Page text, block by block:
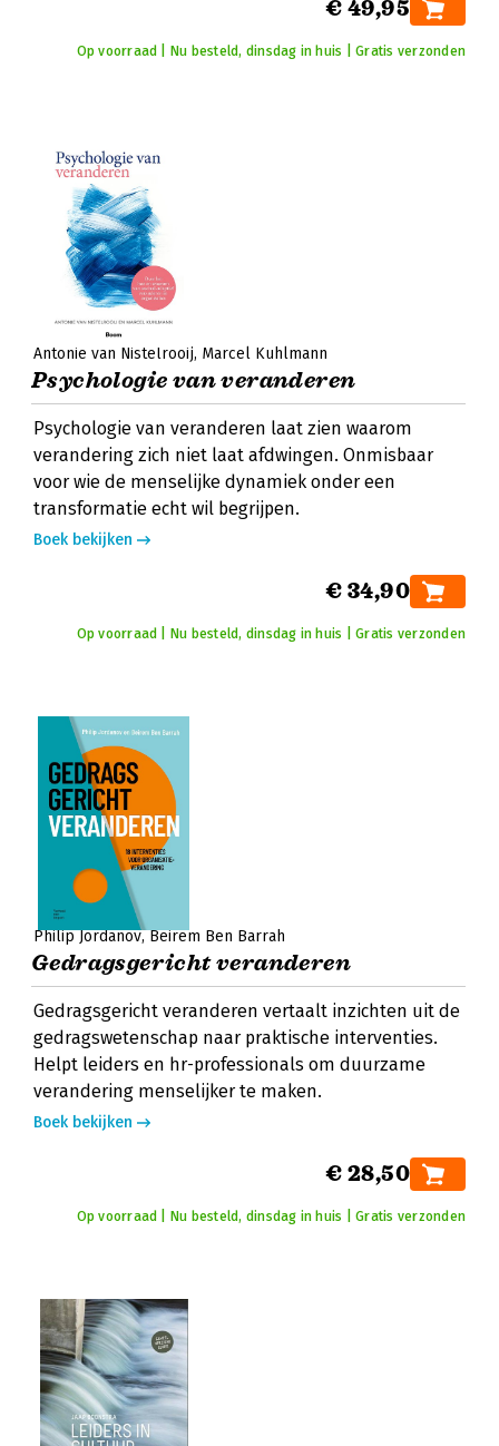
€ 49,95
Op voorraad | Nu besteld, dinsdag in huis | Gratis verzonden
Antonie van Nistelrooij Marcel Kuhlmann
Psychologie van veranderen
Psychologie van veranderen laat zien waarom
verandering zich niet laat afdwingen. Onmisbaar
voor wie de menselijke dynamiek onder een
transformatie echt wil begrijpen.
Boek bekijken
€ 34,90
Op voorraad | Nu besteld, dinsdag in huis | Gratis verzonden
Philip Jordanov Beirem Ben Barrah
Gedragsgericht veranderen
Gedragsgericht veranderen vertaalt inzichten uit de
gedragswetenschap naar praktische interventies.
Helpt leiders en hr-professionals om duurzame
verandering menselijker te maken.
Boek bekijken
€ 28,50
Op voorraad | Nu besteld, dinsdag in huis | Gratis verzonden